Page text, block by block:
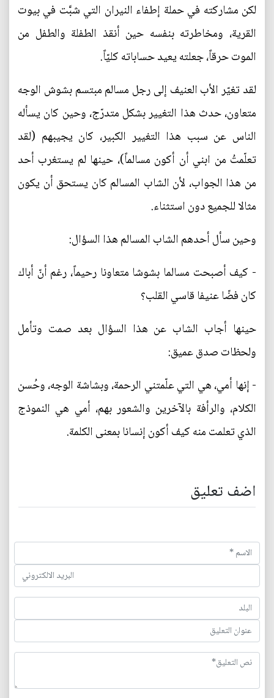
لكن مشاركته في حملة إطفاء النيران التي شبَّت في بيوت
القرية، ومخاطرته بنفسه حين أنقذ الطفلة والطفل من
الموت حرقاً، جعلته يعيد حساباته كليّاً.
لقد تغيّر الأب العنيف إلى رجل مسالم مبتسم بشوش الوجه
متعاون، حدث هذا التغيير بشكل متدرّج، وحين كان يسأله
الناس عن سبب هذا التغيير الكبير، كان يجيبهم (لقد
تعلّمتُ من ابني أن أكون مسالماً)، حينها لم يستغرب أحد
من هذا الجواب، لأن الشاب المسالم كان يستحق أن يكون
مثالا للجميع دون استثناء.
وحين سأل أحدهم الشاب المسالم هذا السؤال:
- كيف أصبحت مسالما بشوشا متعاونا رحيماً، رغم أنّ أباك
كان فضّا عنيفا قاسي القلب؟
حينها أجاب الشاب عن هذا السؤال بعد صمت وتأمل
ولحظات صدق عميق:
- إنها أمي، هي التي علّمتني الرحمة، وبشاشة الوجه، وحُسن
الكلام، والرأفة بالآخرين والشعور بهم، أمي هي النموذج
الذي تعلمت منه كيف أكون إنسانا بمعنى الكلمة.
اضف تعليق